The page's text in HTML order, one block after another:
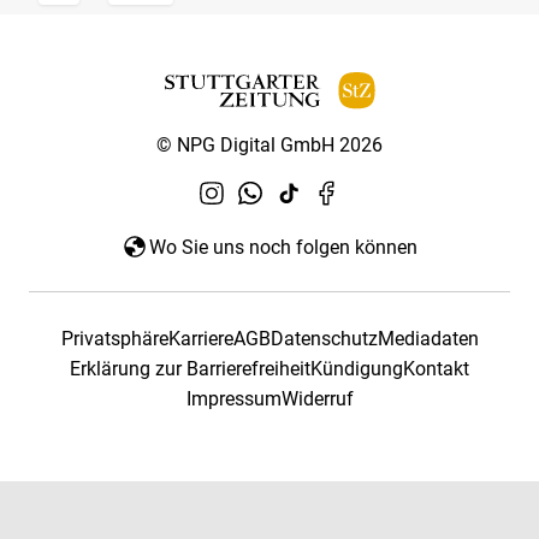
© NPG Digital GmbH 2026
Wo Sie uns noch folgen können
PrivatsphäreKarriereAGBDatenschutzMediadaten
Erklärung zur BarrierefreiheitKündigungKontakt
ImpressumWiderruf